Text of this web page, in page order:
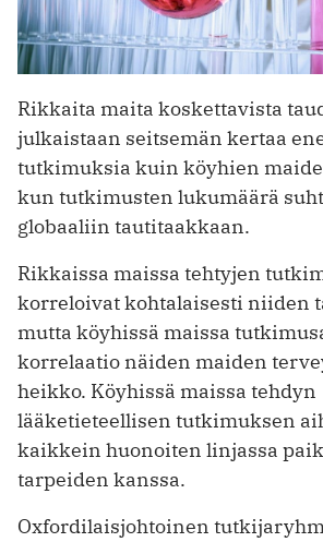
Rikkaita maita koskettavista
julkaistaan seitsemän kertaa
tutkimuksia kuin köyhien
kun tutkimusten lukumäärä
globaaliin tautitaakkaan.
Rikkaissa maissa tehtyjen
korreloivat kohtalaisesti niiden
mutta köyhissä maissa
korrelaatio näiden maiden
heikko. Köyhissä maissa tehdyn
lääketieteellisen tutkimuksen
kaikkein huonoiten linjassa
tarpeiden kanssa.
Oxfordilaisjohtoinen